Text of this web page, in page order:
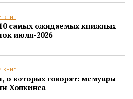
книг
самых ожидаемых книжных
июля-2026
книг
о которых говорят: мемуары
Хопкинса